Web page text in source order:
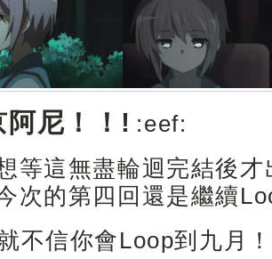
阿尼！！! :eef:
等這無盡輪迴完結後
次的第四回還是繼續
不信你會Loop到九月